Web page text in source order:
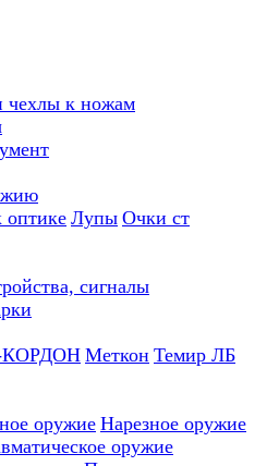
чехлы к ножам
оптике Лупы Очки ст
сигналы
КОРДОН Меткон Темир ЛБ
оружие Нарезное оружие
оружие